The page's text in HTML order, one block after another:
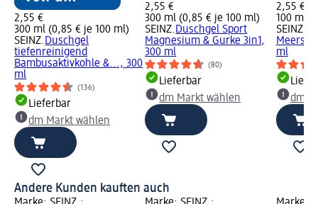
2,55 €
300 ml (0,85 € je 100 ml)
SEINZ. Duschgel
tiefenreinigend
Bambusaktivkohle &..., 300
ml
(136)
Lieferbar
dm Markt wählen
2,55 €
300 ml (0,85 € je 100 ml)
SEINZ. Duschgel Sport
Magnesium & Gurke 3in1,
300 ml
(80)
Lieferbar
dm Markt wählen
2,55 €
100 ml
SEINZ.
ml
dm
Andere Kunden kauften auch